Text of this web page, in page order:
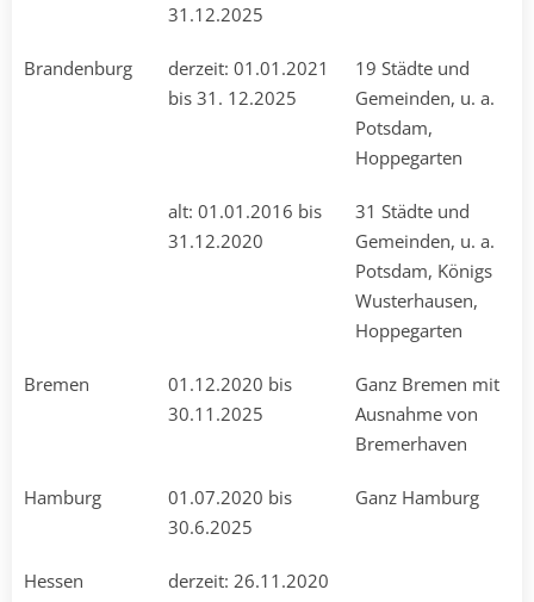
31.12.2025
Brandenburg
derzeit: 01.01.2021
bis 31. 12.2025
19 Städte und
Gemeinden, u. a.
Potsdam,
Hoppegarten
alt: 01.01.2016 bis
31.12.2020
31 Städte und
Gemeinden, u. a.
Potsdam, Königs
Wusterhausen,
Hoppegarten
Bremen
01.12.2020 bis
30.11.2025
Ganz Bremen mit
Ausnahme von
Bremerhaven
Hamburg
01.07.2020 bis
30.6.2025
Ganz Hamburg
Hessen
derzeit: 26.11.2020